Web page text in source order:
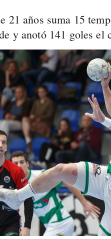
21 años suma 15
y anotó 141 goles el